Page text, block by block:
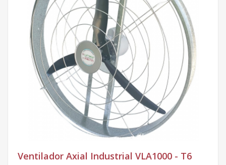
Ventilador Axial Industrial VLA1000 - T6